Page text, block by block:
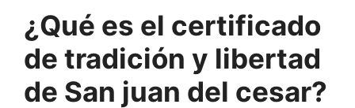
¿Qué es el certificado
de tradición y libertad
de San juan del cesar?